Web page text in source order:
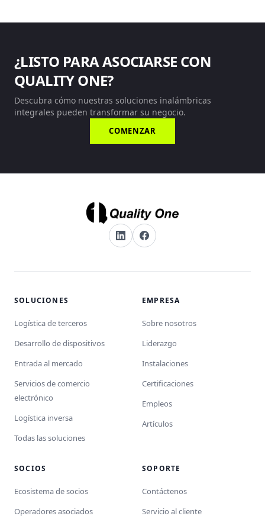
¿LISTO PARA ASOCIARSE CON
QUALITY ONE?
Descubra cómo nuestras soluciones inalámbricas
integrales pueden transformar su negocio.
COMENZAR
SOLUCIONES
Logística de terceros
Desarrollo de dispositivos
Entrada al mercado
Servicios de comercio
electrónico
Logística inversa
Todas las soluciones
EMPRESA
Sobre nosotros
Liderazgo
Instalaciones
Certificaciones
Empleos
Artículos
SOCIOS
Ecosistema de socios
Operadores asociados
SOPORTE
Contáctenos
Servicio al cliente